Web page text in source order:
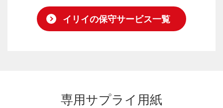
イリイの保守サービス一覧
専用サプライ用紙